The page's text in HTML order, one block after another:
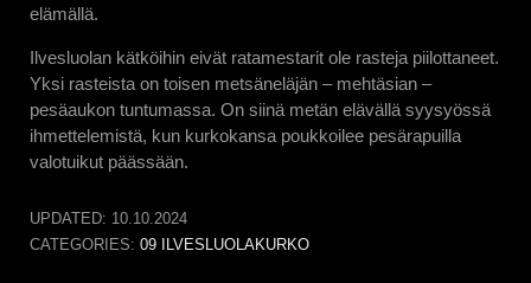
elämällä.
Ilvesluolan kätköihin eivät ratamestarit ole rasteja piilottaneet.
Yksi rasteista on toisen metsäneläjän – mehtäsian –
pesäaukon tuntumassa. On siinä metän elävällä syysyössä
ihmettelemistä, kun kurkokansa poukkoilee pesärapuilla
valotuikut päässään.
UPDATED: 10.10.2024
CATEGORIES: 09 ILVESLUOLAKURKO